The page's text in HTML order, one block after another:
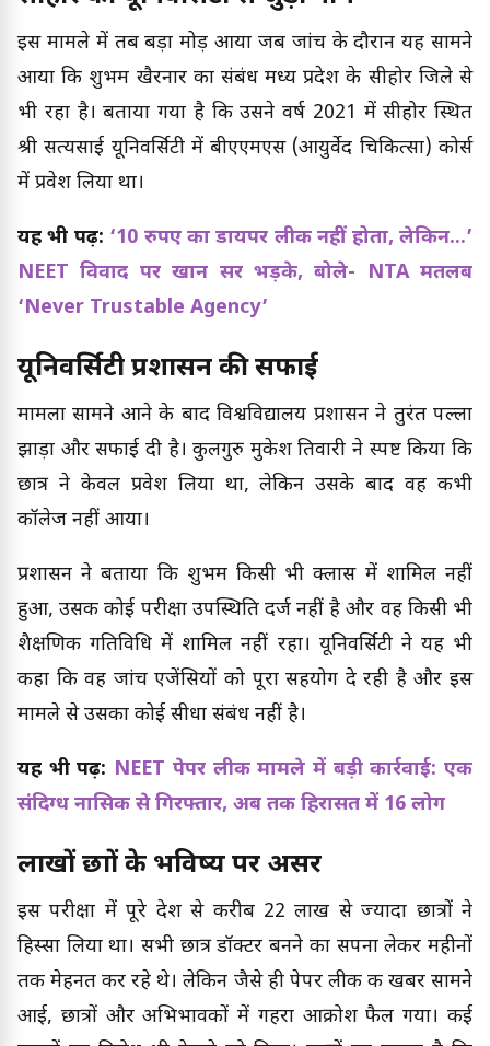
इस मामले में तब बड़ा मोड़ आया जब जांच के दौरान यह सामने
आया कि शुभम खैरनार का संबंध मध्य प्रदेश के सीहोर जिले से
भी रहा है। बताया गया है कि उसने वर्ष 2021 में सीहोर स्थित
श्री सत्यसाई यूनिवर्सिटी में बीएएमएस (आयुर्वेद चिकित्सा) कोर्स
में प्रवेश लिया था।
यह भी पढ़ें: ‘10 रुपए का डायपर लीक नहीं होता, लेकिन...’
NEET विवाद पर खान सर भड़के, बोले- NTA मतलब
‘Never Trustable Agency’
यूनिवर्सिटी प्रशासन की सफाई
मामला सामने आने के बाद विश्वविद्यालय प्रशासन ने तुरंत पल्ला
झाड़ा और सफाई दी है। कुलगुरु मुकेश तिवारी ने स्पष्ट किया कि
छात्र ने केवल प्रवेश लिया था, लेकिन उसके बाद वह कभी
कॉलेज नहीं आया।
प्रशासन ने बताया कि शुभम किसी भी क्लास में शामिल नहीं
हुआ, उसकी कोई परीक्षा उपस्थिति दर्ज नहीं है और वह किसी भी
शैक्षणिक गतिविधि में शामिल नहीं रहा। यूनिवर्सिटी ने यह भी
कहा कि वह जांच एजेंसियों को पूरा सहयोग दे रही है और इस
मामले से उसका कोई सीधा संबंध नहीं है।
यह भी पढ़ें: NEET पेपर लीक मामले में बड़ी कार्रवाई: एक
संदिग्ध नासिक से गिरफ्तार, अब तक हिरासत में 16 लोग
लाखों छात्रों के भविष्य पर असर
इस परीक्षा में पूरे देश से करीब 22 लाख से ज्यादा छात्रों ने
हिस्सा लिया था। सभी छात्र डॉक्टर बनने का सपना लेकर महीनों
तक मेहनत कर रहे थे। लेकिन जैसे ही पेपर लीक की खबर सामने
आई, छात्रों और अभिभावकों में गहरा आक्रोश फैल गया। कई